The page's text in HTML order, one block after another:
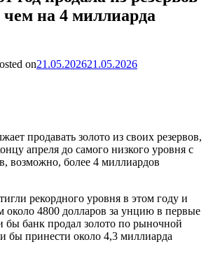
чем на 4 миллиарда
on21.05.202621.05.2026
продавать золото из своих резервов,
апреля до самого низкого уровня с
возможно, более 4 миллиардов
рекордного уровня в этом году и
около 4800 долларов за унцию в первые
бы банк продал золото по рыночной
бы принести около 4,3 миллиарда